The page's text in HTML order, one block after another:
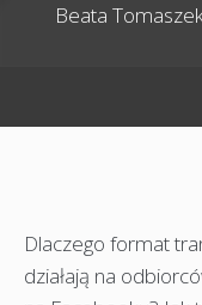
Beata
Dlaczego format
działają na